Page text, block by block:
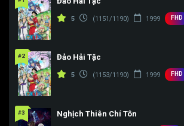
Tập 172 Tập 173
Tập 175
Tập 178
Tập 181
Tập 184 Tập 185
5 (1151/1190) 1999 FHD
#2 Đảo Hải Tặc
5 (1153/1190) 1999 FHD
#3 Nghịch Thiên Chí Tôn